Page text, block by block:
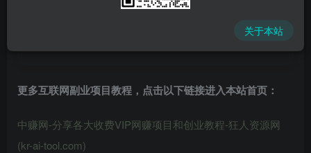
更多互联网副业项目教程，点击以下链接进入本站首页 ：
中赚网-分享各大收费VIP网赚项目和创业教程-狂人资源网
(kr-ai-tool.com)
关于本站